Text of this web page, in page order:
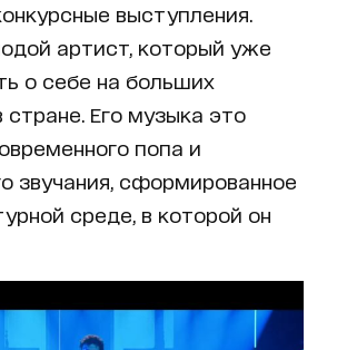
выступления.
артист, который уже
о себе на больших
Его музыка это
попа и
звучания, сформированное
среде, в которой он